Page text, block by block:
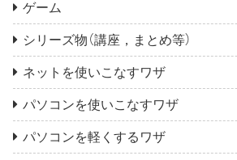
ゲーム
シリーズ物（講座，まとめ等）
ネットを使いこなすワザ
パソコンを使いこなすワザ
パソコンを軽くするワザ